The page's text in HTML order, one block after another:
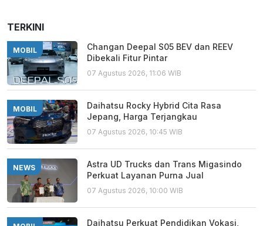
TERKINI
MOBIL
Changan Deepal S05 BEV dan REEV
Dibekali Fitur Pintar
07 Agustus 2026, 11:06 WIB
MOBIL
Daihatsu Rocky Hybrid Cita Rasa
Jepang, Harga Terjangkau
07 Agustus 2026, 10:45 WIB
NEWS
Astra UD Trucks dan Trans Migasindo
Perkuat Layanan Purna Jual
07 Agustus 2026, 10:00 WIB
Daihatsu Perkuat Pendidikan Vokasi,